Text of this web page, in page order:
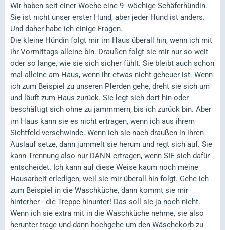
Wir haben seit einer Woche eine 9- wöchige Schäferhündin.
Sie ist nicht unser erster Hund, aber jeder Hund ist anders.
Und daher habe ich einige Fragen.
Die kleine Hündin folgt mir im Haus überall hin, wenn ich mit
ihr Vormittags alleine bin. Draußen folgt sie mir nur so weit
oder so lange, wie sie sich sicher fühlt. Sie bleibt auch schon
mal alleine am Haus, wenn ihr etwas nicht geheuer ist. Wenn
ich zum Beispiel zu unseren Pferden gehe, dreht sie sich um
und läuft zum Haus zurück. Sie legt sich dort hin oder
beschäftigt sich ohne zu jammmern, bis ich zurück bin. Aber
im Haus kann sie es nicht ertragen, wenn ich aus ihrem
Sichtfeld verschwinde. Wenn ich sie nach draußen in ihren
Auslauf setze, dann jummelt sie herum und regt sich auf. Sie
kann Trennung also nur DANN ertragen, wenn SIE sich dafür
entscheidet. Ich kann auf diese Weise kaum noch meine
Hausarbeit erledigen, weil sie mir überall hin folgt. Gehe ich
zum Beispiel in die Waschküche, dann kommt sie mir
hinterher - die Treppe hinunter! Das soll sie ja noch nicht.
Wenn ich sie extra mit in die Waschküche nehme, sie also
herunter trage und dann hochgehe um den Wäschekorb zu